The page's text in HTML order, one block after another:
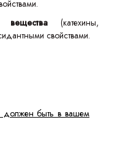
вещества (катехины,
свойствами.
должен быть в вашем